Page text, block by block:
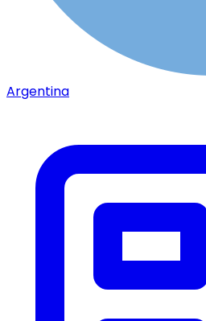
Argentina